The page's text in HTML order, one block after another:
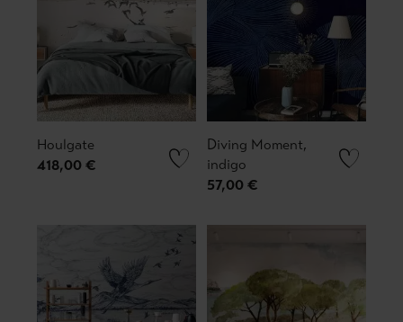
Houlgate
418,00 €
Diving Moment,
indigo
57,00 €